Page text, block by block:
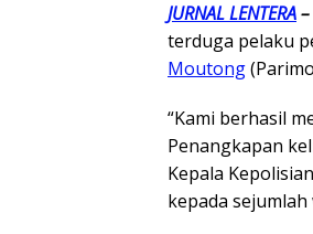
JURNAL LENTERA–
terduga pelaku
Moutong
“Kami berhasil
Penangkapan
Kepala
kepada sejumlah